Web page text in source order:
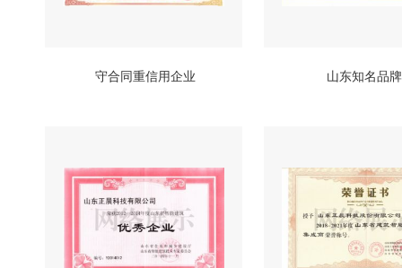
守合同重信用企业 山东知名品牌